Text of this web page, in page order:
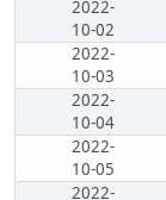
2022-
10-02
2022-
10-03
2022-
10-04
2022-
10-05
2022-